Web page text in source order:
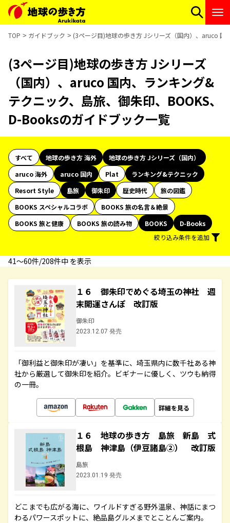
TOP ガイドブック (3ページ目)地球の歩き方 Jシリーズ（国内）、aruco
(3ページ目)地球の歩き方 Jシリーズ
（国内）、aruco 国内、ランキング&
テクニック、島旅、御朱印、BOOKS、
D-Booksのガイドブック一覧
すべて 地球の歩き方 海外
地球の歩き方 Jシリーズ（国内）
aruco 海外
aruco 国内 Plat
ランキング&テクニック
Resort Style
島旅 御朱印 歴史時代
旅の図鑑
BOOKS スペシャルコラボ
BOOKS 旅の名言＆絶景
BOOKS 旅と健康
BOOKS 旅の読み物 BOOKS
D-Books
絞り込み条件を追加
41〜60件/208件中 を表示
１６ 御朱印でめぐる埼玉の神社 週
末開運さんぽ 改訂版
御朱印
2023.12.07 発売
「御利益と御朱印が凄い」を基準に、埼玉県内に数千社ある神
社から厳選して御朱印を紹介。ビギナーに優しく、ツウも納得
の一冊。
詳細を見る
１６ 地球の歩き方 島旅 新島 式
根島 神津島（伊豆諸島②） 改訂版
島旅
2023.01.19 発売
どこまでも広がる海に、ワイルドすぎる野外温泉、神話にまつ
わるパワースポットに、絶品島グルメまでとことんご案内。